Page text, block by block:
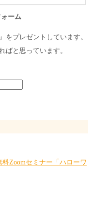
ーム
プレゼントしています。
ばと思っています。
料Zoomセミナー「ハローワ